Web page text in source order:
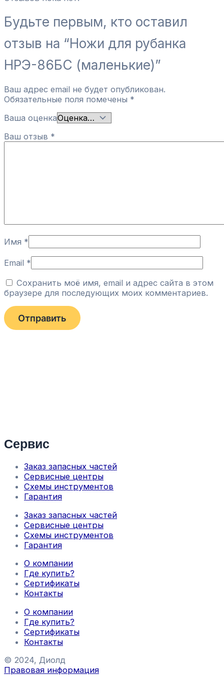
Будьте первым, кто оставил
отзыв на “Ножи для рубанка
НРЭ-86БС (маленькие)”
Ваш адрес email не будет опубликован.
Обязательные поля помечены *
Ваша оценка
Ваш отзыв *
Имя *
Email *
Сохранить моё имя, email и адрес сайта в этом
браузере для последующих моих комментариев.
Сервис
Заказ запасных частей
Сервисные центры
Схемы инструментов
Гарантия
Заказ запасных частей
Сервисные центры
Схемы инструментов
Гарантия
О компании
Где купить?
Сертификаты
Контакты
О компании
Где купить?
Сертификаты
Контакты
© 2024, Диолд
Правовая информация